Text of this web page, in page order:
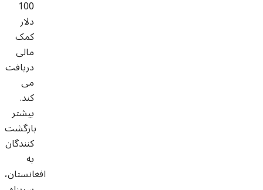
100
دلار
کمک
مالی
دریافت
می
کند.
بیشتر
بازگشت
کنندگان
به
افغانستان،